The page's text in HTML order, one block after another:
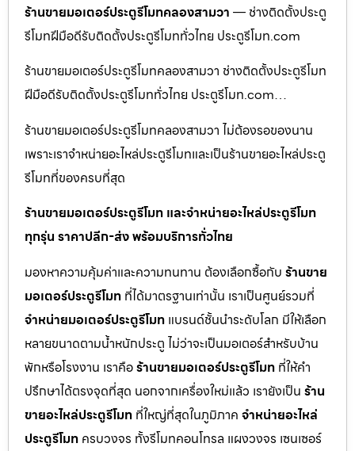
ร้านขายมอเตอร์ประตูรีโมทคลองสามวา — ช่างติดตั้งประตู
รีโมทฝีมือดีรับติดตั้งประตูรีโมททั่วไทย ประตูรีโมท.com
ร้านขายมอเตอร์ประตูรีโมทคลองสามวา ช่างติดตั้งประตูรีโมท
ฝีมือดีรับติดตั้งประตูรีโมททั่วไทย ประตูรีโมท.com…
ร้านขายมอเตอร์ประตูรีโมทคลองสามวา ไม่ต้องรอของนาน
เพราะเราจำหน่ายอะไหล่ประตูรีโมทและเป็นร้านขายอะไหล่ประตู
รีโมทที่ของครบที่สุด
ร้านขายมอเตอร์ประตูรีโมท และจำหน่ายอะไหล่ประตูรีโมท
ทุกรุ่น ราคาปลีก-ส่ง พร้อมบริการทั่วไทย
มองหาความคุ้มค่าและความทนทาน ต้องเลือกซื้อกับ ร้านขาย
มอเตอร์ประตูรีโมท ที่ได้มาตรฐานเท่านั้น เราเป็นศูนย์รวมที่
จำหน่ายมอเตอร์ประตูรีโมท แบรนด์ชั้นนำระดับโลก มีให้เลือก
หลายขนาดตามน้ำหนักประตู ไม่ว่าจะเป็นมอเตอร์สำหรับบ้าน
พักหรือโรงงาน เราคือร้านขายมอเตอร์ประตูรีโมท ที่ให้คำ
ปรึกษาได้ตรงจุดที่สุด นอกจากเครื่องใหม่แล้ว เรายังเป็น ร้าน
ขายอะไหล่ประตูรีโมท ที่ใหญ่ที่สุดในภูมิภาค จำหน่ายอะไหล่
ประตูรีโมท ครบวงจร ทั้งรีโมทคอนโทรล แผงวงจร เซนเซอร์